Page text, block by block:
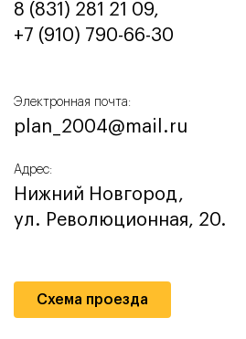
8 (831) 281 21 09,
+7 (910) 790-66-30‬
Электронная почта:
plan_2004@mail.ru
Адрес:
Нижний Новгород,
ул. Революционная, 20.
Схема проезда